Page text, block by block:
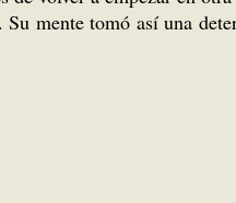
mente tomó así una